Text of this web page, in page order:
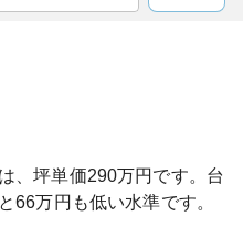
、坪単価290万円です。 台
66万円も低い水準です。